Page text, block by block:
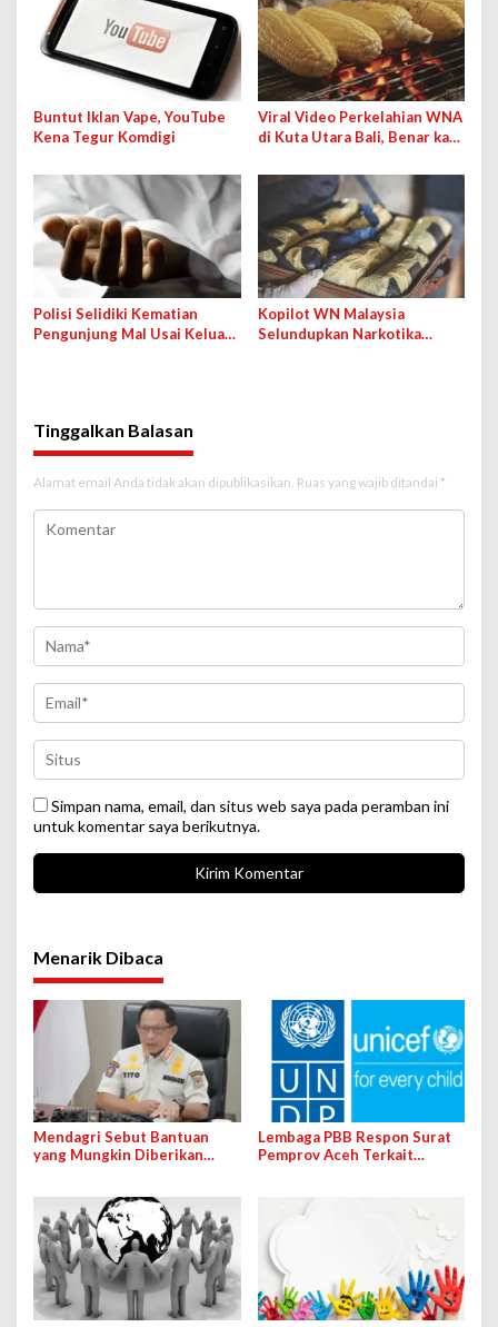
Buntut Iklan Vape, YouTube
Kena Tegur Komdigi
Viral Video Perkelahian WNA
di Kuta Utara Bali, Benar kah
Polisi Selidiki Kematian
Pengunjung Mal Usai Keluar
Kopilot WN Malaysia
Selundupkan Narkotika
Tinggalkan Balasan
Alamat email Anda tidak akan dipublikasikan. Ruas yang wajib ditandai *
Simpan nama, email, dan situs web saya pada peramban ini
untuk komentar saya berikutnya.
Menarik Dibaca
Mendagri Sebut Bantuan
yang Mungkin Diberikan
Lembaga PBB Respon Surat
Pemprov Aceh Terkait